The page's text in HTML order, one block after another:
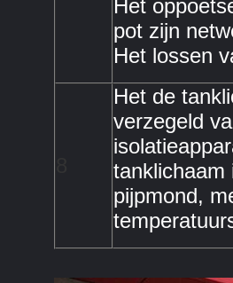
Het
pot zijn
Het lossen
Het de
verzegeld
tanklichaam
pijpmond,